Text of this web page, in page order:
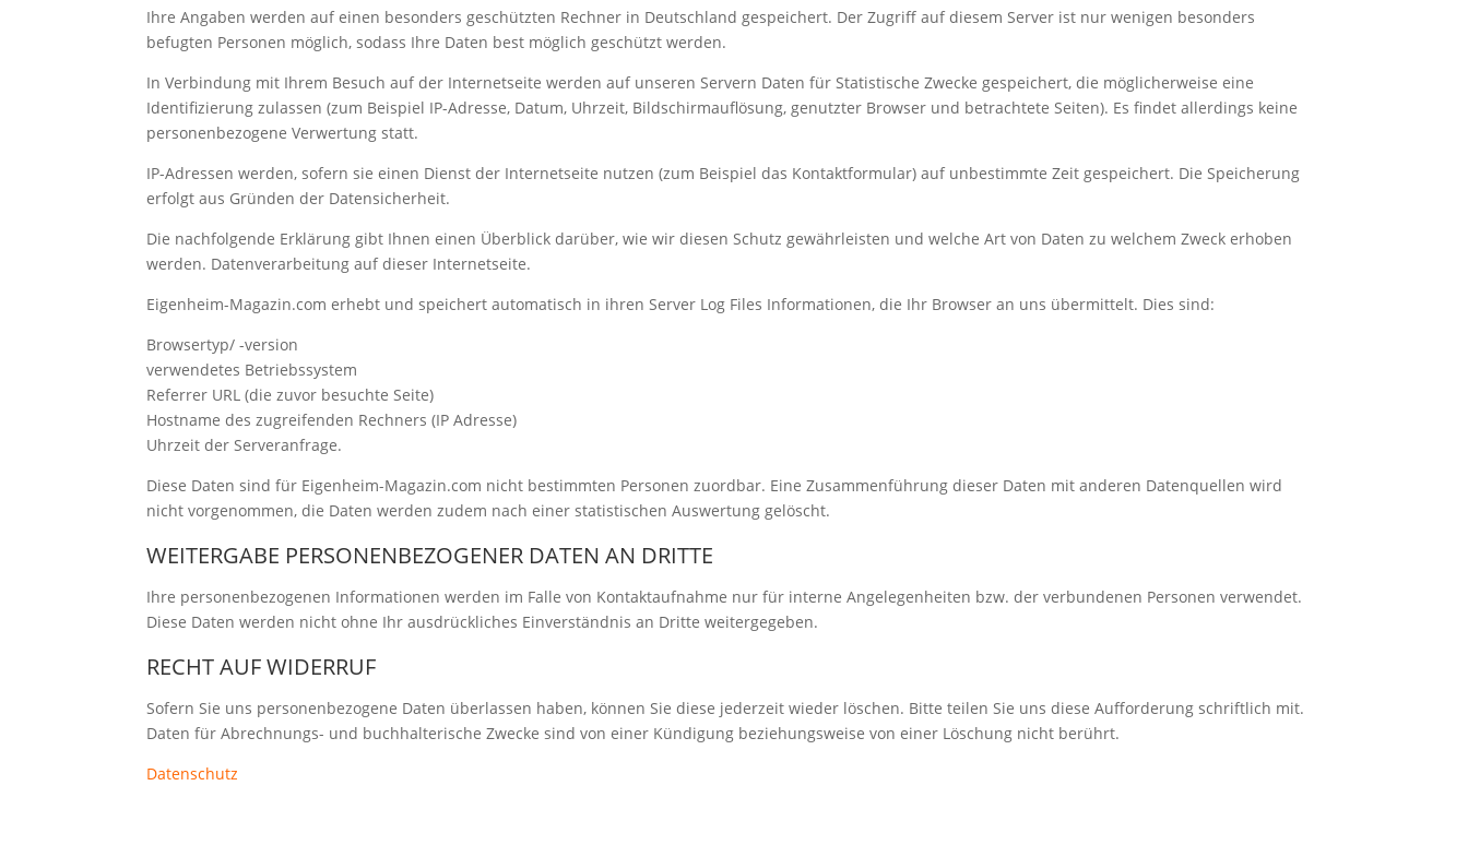
Ihre Angaben werden auf einen besonders geschützten Rechner in Deutschland gespeichert. Der Zugriff auf diesem Server ist nur wenigen besonders
befugten Personen möglich, sodass Ihre Daten best möglich geschützt werden.
In Verbindung mit Ihrem Besuch auf der Internetseite werden auf unseren Servern Daten für Statistische Zwecke gespeichert, die möglicherweise eine
Identifizierung zulassen (zum Beispiel IP-Adresse, Datum, Uhrzeit, Bildschirmauflösung, genutzter Browser und betrachtete Seiten). Es findet allerdings keine
personenbezogene Verwertung statt.
IP-Adressen werden, sofern sie einen Dienst der Internetseite nutzen (zum Beispiel das Kontaktformular) auf unbestimmte Zeit gespeichert. Die Speicherung
erfolgt aus Gründen der Datensicherheit.
Die nachfolgende Erklärung gibt Ihnen einen Überblick darüber, wie wir diesen Schutz gewährleisten und welche Art von Daten zu welchem Zweck erhoben
werden. Datenverarbeitung auf dieser Internetseite.
Eigenheim-Magazin.com erhebt und speichert automatisch in ihren Server Log Files Informationen, die Ihr Browser an uns übermittelt. Dies sind:
Browsertyp/ -version
verwendetes Betriebssystem
Referrer URL (die zuvor besuchte Seite)
Hostname des zugreifenden Rechners (IP Adresse)
Uhrzeit der Serveranfrage.
Diese Daten sind für Eigenheim-Magazin.com nicht bestimmten Personen zuordbar. Eine Zusammenführung dieser Daten mit anderen Datenquellen wird
nicht vorgenommen, die Daten werden zudem nach einer statistischen Auswertung gelöscht.
WEITERGABE PERSONENBEZOGENER DATEN AN DRITTE
Ihre personenbezogenen Informationen werden im Falle von Kontaktaufnahme nur für interne Angelegenheiten bzw. der verbundenen Personen verwendet.
Diese Daten werden nicht ohne Ihr ausdrückliches Einverständnis an Dritte weitergegeben.
RECHT AUF WIDERRUF
Sofern Sie uns personenbezogene Daten überlassen haben, können Sie diese jederzeit wieder löschen. Bitte teilen Sie uns diese Aufforderung schriftlich mit.
Daten für Abrechnungs- und buchhalterische Zwecke sind von einer Kündigung beziehungsweise von einer Löschung nicht berührt.
Datenschutz